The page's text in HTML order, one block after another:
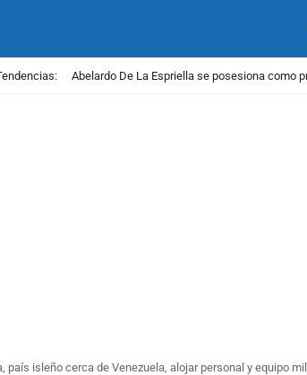
Abelardo De La Espriella se posesiona como
país isleño cerca de Venezuela, alojar personal y equipo